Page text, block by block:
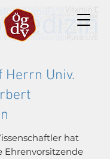
Herrn Univ.
hat
Ehrenvorsitzende